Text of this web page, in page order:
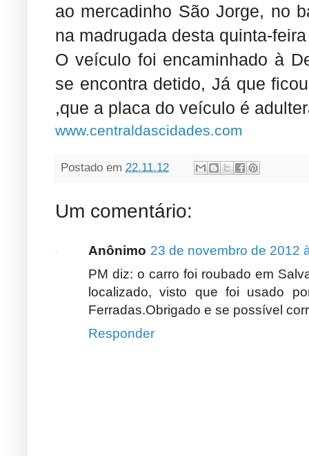
ao mercadinho São Jorge, no
na madrugada desta quinta-
O veículo foi encaminhado à
se encontra detido, Já que
,que a placa do veículo é
www.centraldascidades.com
Postado em 22.11.12
Um comentário:
Anônimo 23 de novembro de 2012
PM diz: o carro foi roubado em
localizado, visto que foi usado
Ferradas.Obrigado e se possível
Responder